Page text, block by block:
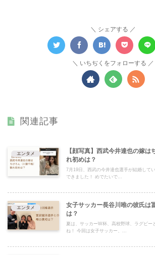
シェアする
いちぢくをフォローする
関連記事
エンタメ
【顔写真】西武今井達也の嫁は
れ初めは？
7月19日、西武の今井達也選手が結婚して
できました！ めでたいで...
エンタメ
女子サッカー長谷川唯の彼氏は
は？
夏は、サッカーW杯、高校野球、ラグビー
ね！ 今回は女子サッカー、...